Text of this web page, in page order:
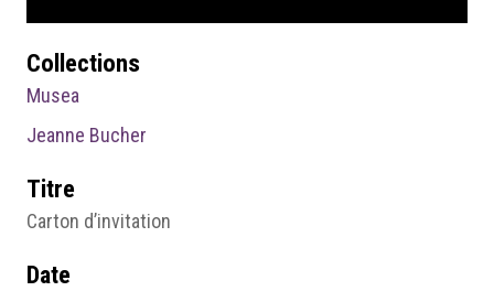
Collections
Musea
Jeanne Bucher
Titre
Carton d’invitation
Date